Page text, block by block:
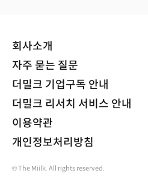
등에서 대부분의 여가 시간을 보낸다. 때
기대하고 흥미로워하고 있다. 메타버스는
일이고 비즈니스는 항상 소비자 행동을 따
“비즈니스는 AR, VR 도구를 활용해 잠재
계속 집중하는 것이 중요하다"며 “오늘 하
다가갈지 영향을 줄 것"이라고 주장했다.실
엔터테인먼트 등 메타의 주요 광고주들이
세포라 브랜드는 색조 화장품, 아이섀도, 립
볼 수 있게 한다. 비록 가상으로 진행되지만
들며 “비즈니스가 시작할 수 있는 일이 이
회사소개
자주 묻는 질문
더밀크 기업구독 안내
더밀크 리서치 서비스 안내
이용약관
개인정보처리방침
© The Miilk. All rights reserved.